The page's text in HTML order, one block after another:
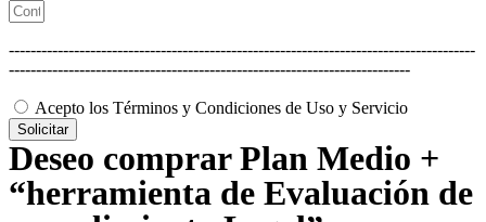
--------------------------------------------------------------------------------------
--------------------------------------------------------------------------
Acepto los Términos y Condiciones de Uso y Servicio
Solicitar
Deseo comprar Plan Medio +
“herramienta de Evaluación de